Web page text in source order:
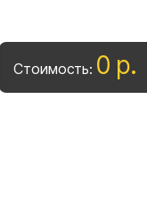
Стоимость: 0 р.